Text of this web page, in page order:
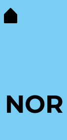
Zoaz
edukira